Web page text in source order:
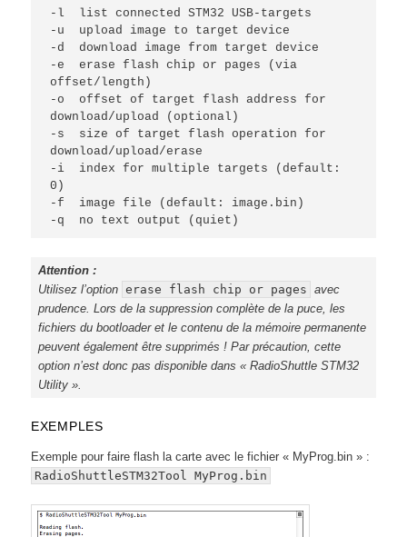
-l  list connected STM32 USB-targets
-u  upload image to target device
-d  download image from target device
-e  erase flash chip or pages (via
offset/length)
-o  offset of target flash address for
download/upload (optional)
-s  size of target flash operation for
download/upload/erase
-i  index for multiple targets (default:
0)
-f  image file (default: image.bin)
-q  no text output (quiet)
Attention :
Utilisez l’option erase flash chip or pages avec
prudence. Lors de la suppression complète de la puce, les
fichiers du bootloader et le contenu de la mémoire permanente
peuvent également être supprimés ! Par précaution, cette
option n’est donc pas disponible dans « RadioShuttle STM32
Utility ».
EXEMPLES
Exemple pour faire flash la carte avec le fichier « MyProg.bin » :
RadioShuttleSTM32Tool MyProg.bin